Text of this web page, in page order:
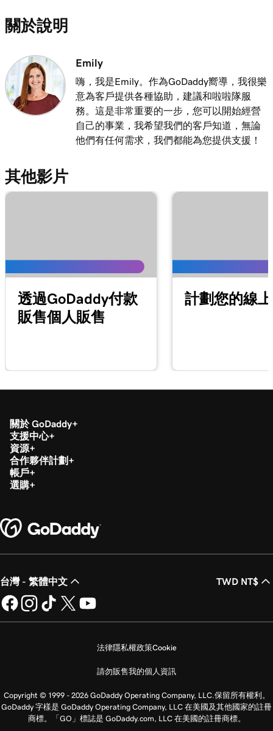
了解我的當天關閉時間
第 10 課 (共 20 課)
什麼是退款？
第 11 課 (共 20 課)
使用GoDaddy付款給我的客戶退款
1m 6s
第 12 課 (共 20 課)
1m 28s
第 13 課 (共 20 課)
什麼是線上付款連結？
第 15 課 (共 20 課)
管理和編輯線上付款連結
第 16 課 (共 20 課)
將我的網域連接至線上付款連結
第 18 課 (共 20 課)
第 19 課 (共 20 課)
在稅務中心下載我的1099-K表單
第 20 課 (共 20 課)
在GoDaddy付款中執行交易報告
關於說明
Emily
嗨，我是Emily。作為GoDaddy嚮導，我很樂
意為客戶提供各種協助，建議和啦啦隊服
務。這是非常重要的一步，您可以開始經營
自己的事業，我希望我們的客戶知道，無論
他們有任何需求，我們都能為您提供支援！
其他影片
透過GoDaddy付款
販售個人販售
計劃您的線
關於 GoDaddy
支援中心
資源
合作夥伴計劃
帳戶
選購
台灣 - 繁體中文 TWD NT$
法律隱私權政策Cookie
請勿販售我的個人資訊
Copyright © 1999 - 2026 GoDaddy Operating Company, LLC.保留所有權利。
GoDaddy 字樣是 GoDaddy Operating Company, LLC 在美國及其他國家的註冊
商標。「GO」標誌是 GoDaddy.com, LLC 在美國的註冊商標。